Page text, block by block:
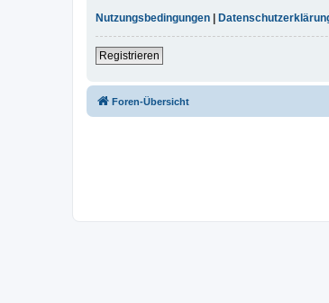
Nutzungsbedingungen |
Registrieren
Foren-Übersicht